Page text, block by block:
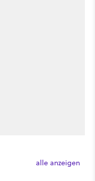
alle anzeigen